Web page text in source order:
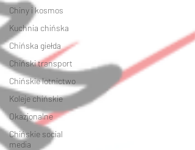
Chiny i kosmos
Kuchnia chińska
Chińska giełda
Chiński transport
Chińskie lotnictwo
Koleje chińskie
Okazjonalne
Chińskie social
media